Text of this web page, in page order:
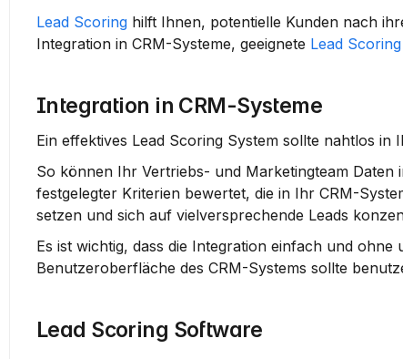
Lead Scoring hilft Ihnen, potentielle Kunden nach
Integration in CRM-Systeme, geeignete Lead
Integration in CRM-Systeme
Ein effektives Lead Scoring System sollte nahtlos in
So können Ihr Vertriebs- und Marketingteam Daten
festgelegter Kriterien bewertet, die in Ihr CRM-
setzen und sich auf vielversprechende Leads
Es ist wichtig, dass die Integration einfach und
Benutzeroberfläche des CRM-Systems sollte
Lead Scoring Software